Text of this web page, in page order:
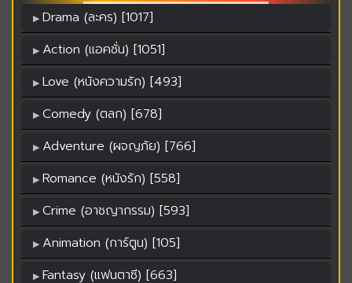
Drama (ละคร) [1017]
Action (แอคชั่น) [1051]
Love (หนังความรัก) [493]
Comedy (ตลก) [678]
Adventure (ผจญภัย) [766]
Romance (หนังรัก) [558]
Crime (อาชญากรรม) [593]
Animation (การ์ตูน) [105]
Fantasy (แฟนตาซี) [663]